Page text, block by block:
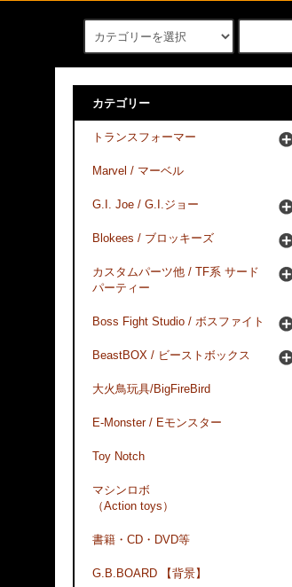
カテゴリー
トランスフォーマー
Marvel / マーベル
G.I. Joe / G.I.ジョー
Blokees / ブロッキーズ
カスタムパーツ他 / TF系 サード
パーティー
Boss Fight Studio / ボスファイト
BeastBOX / ビーストボックス
大火鳥玩具/BigFireBird
E-Monster / Eモンスター
Toy Notch
マシンロボ
（Action toys）
書籍・CD・DVD等
G.B.BOARD 【背景】